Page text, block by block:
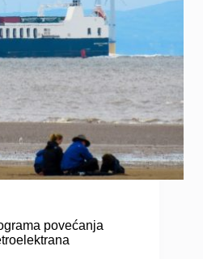
povećanja